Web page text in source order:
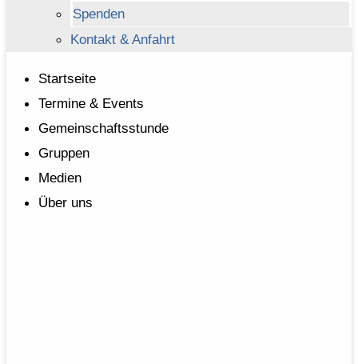
Spenden
Kontakt & Anfahrt
Startseite
Termine & Events
Gemeinschaftsstunde
Gruppen
Medien
Über uns